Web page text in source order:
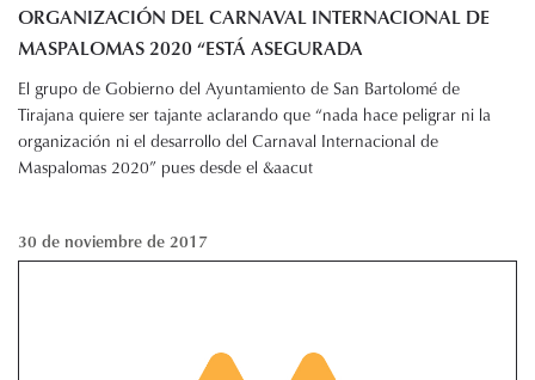
ORGANIZACIÓN DEL CARNAVAL INTERNACIONAL DE
MASPALOMAS 2020 “ESTÁ ASEGURADA
El grupo de Gobierno del Ayuntamiento de San Bartolomé de
Tirajana quiere ser tajante aclarando que “nada hace peligrar ni la
organización ni el desarrollo del Carnaval Internacional de
Maspalomas 2020” pues desde el &aacut
30 de noviembre de 2017